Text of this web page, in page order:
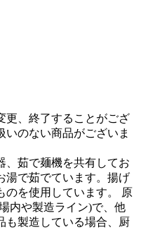
更、終了することがござ
いのない商品がございま
、茹で麺機を共有してお
湯で茹でています。揚げ
のを使用しています。 原
内や製造ライン)で、他
も製造している場合、厨